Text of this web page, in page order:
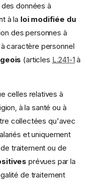
des données à
à la loi modifiée du
des personnes à
caractère personnel
(articles L.241-1 à
celles relatives à
à la santé ou à
collectées qu'avec
et uniquement
traitement ou de
prévues par la
de traitement